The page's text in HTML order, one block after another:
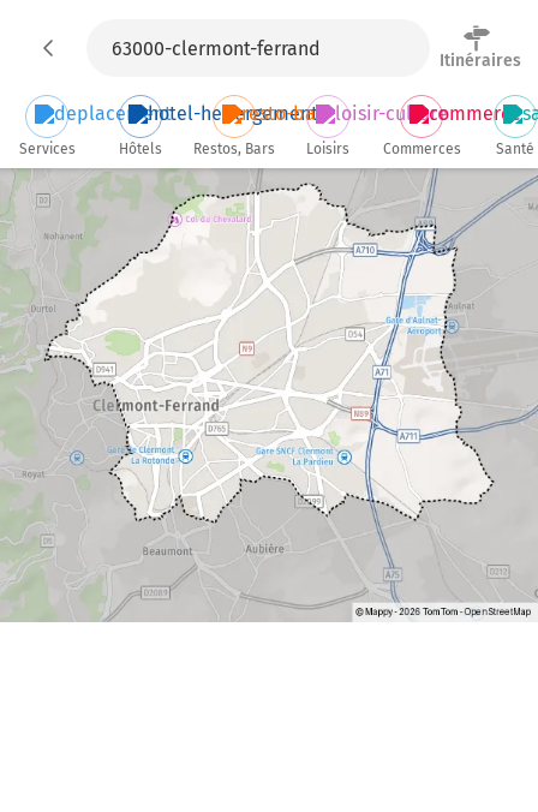
Itinéraires
Services Hôtels Restos, Bars Loisirs Commerces Santé